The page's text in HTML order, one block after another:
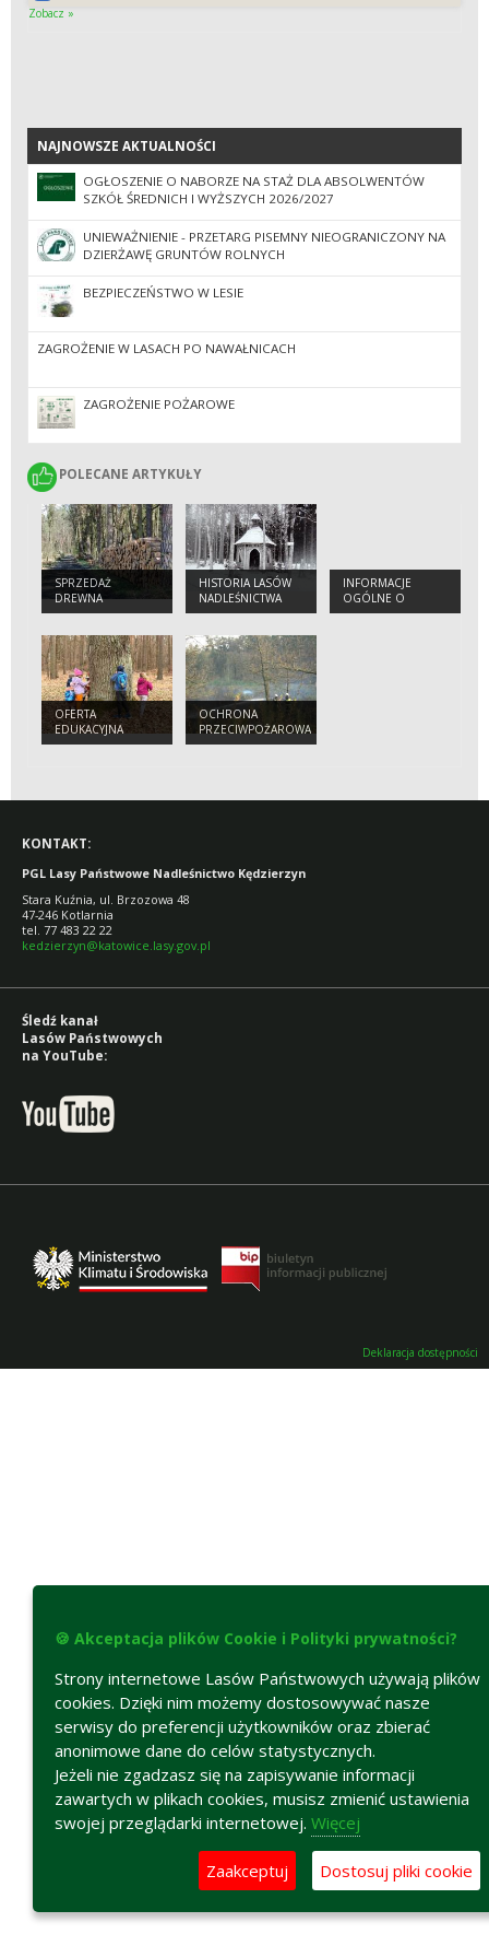
Zobacz »
NAJNOWSZE AKTUALNOŚCI
NAJNOWSZE AKTUALNOŚCI
OGŁOSZENIE O NABORZE NA STAŻ DLA ABSOLWENTÓW
SZKÓŁ ŚREDNICH I WYŻSZYCH 2026/2027
UNIEWAŻNIENIE - PRZETARG PISEMNY NIEOGRANICZONY NA
DZIERŻAWĘ GRUNTÓW ROLNYCH
BEZPIECZEŃSTWO W LESIE
ZAGROŻENIE W LASACH PO NAWAŁNICACH
ZAGROŻENIE POŻAROWE
POLECANE ARTYKUŁY
POLECANE ARTYKUŁY
SPRZEDAŻ
DREWNA
HISTORIA LASÓW
NADLEŚNICTWA
KĘDZIERZYN
INFORMACJE
OGÓLNE O
NADLEŚNICTWIE
OFERTA
EDUKACYJNA
OCHRONA
PRZECIWPOŻAROWA
KONTAKT:
PGL Lasy Państwowe Nadleśnictwo Kędzierzyn
Stara Kuźnia, ul. Brzozowa 48
47-246 Kotlarnia
tel. 77 483 22 22
kedzierzyn@katowice.lasy.gov.pl
Śledź kanał
Lasów Państwowych
na YouTube:
Deklaracja dostępności
🍪 Akceptacja plików Cookie i Polityki prywatności?
Strony internetowe Lasów Państwowych używają plików
cookies. Dzięki nim możemy dostosowywać nasze
serwisy do preferencji użytkowników oraz zbierać
anonimowe dane do celów statystycznych.
Jeżeli nie zgadzasz się na zapisywanie informacji
zawartych w plikach cookies, musisz zmienić ustawienia
swojej przeglądarki internetowej. Więcej
Zaakceptuj Dostosuj pliki cookie